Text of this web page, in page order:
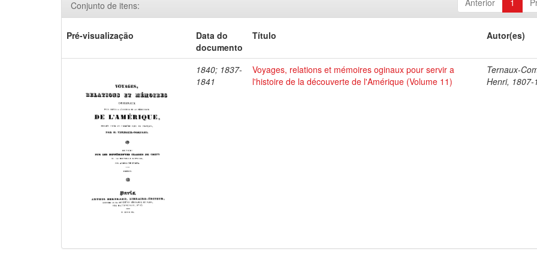
Anterior 1
Conjunto de itens:
Pré-visualização
Data do
documento
Título Autor(es)
1840; 1837-
1841
Voyages, relations et mémoires oginaux pour servir a
l'histoire de la découverte de l'Amérique (Volume 11)
Ternaux-
Henri, 1807-